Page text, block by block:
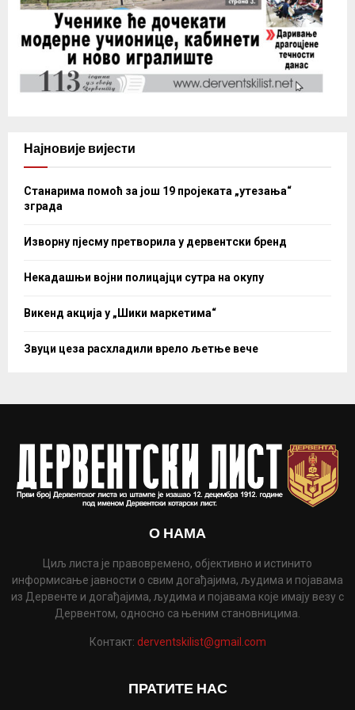
Најновије вијести
Станарима помоћ за још 19 пројеката „утезања“
зграда
Изворну пјесму претворила у дервентски бренд
Некадашњи војни полицајци сутра на окупу
Викенд акција у „Шики маркетима“
Звуци цеза расхладили врело љетње вече
О НАМА
Циљ листа је правовремено, објективно и истинито
информисање јавности о свим догађајима, људима и појавама
из Дервенте и догађајима, људима и појавама које имају везу с
Дервентом, односно са њеним становницима.
Контакт: derventskilist@gmail.com
ПРАТИТЕ НАС